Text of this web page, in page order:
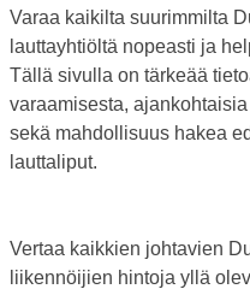
Varaa kaikilta suurimmilta
lauttayhtiöltä nopeasti ja
Tällä sivulla on tärkeää
varaamisesta,
sekä mahdollisuus hakea
lauttaliput.
Vertaa kaikkien johtavien
liikennöijien hintoja yllä